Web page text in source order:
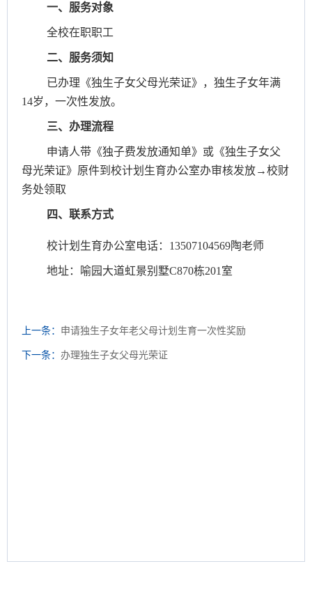
一、服务对象
全校在职职工
二、服务须知
已办理《独生子女父母光荣证》，独生子女年满
14岁，一次性发放。
三、办理流程
申请人带《独子费发放通知单》或《独生子女父
母光荣证》原件到校计划生育办公室办审核发放→校财
务处领取
四、联系方式
校计划生育办公室电话：13507104569陶老师
地址：喻园大道虹景别墅C870栋201室
上一条： 申请独生子女年老父母计划生育一次性奖励
下一条： 办理独生子女父母光荣证